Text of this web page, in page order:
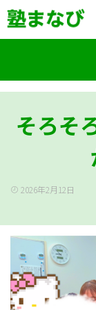
そろそ
2026年2月12日